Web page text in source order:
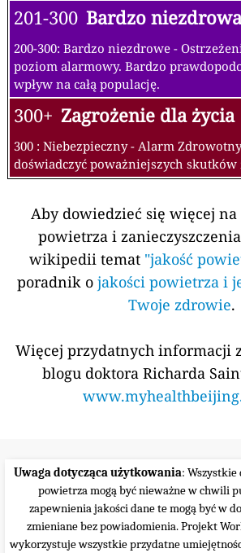
201-300 Bardzo niezdrowa
200-300: Bardzo niezdrowe -
poziom alarmowy. Bardzo
wpływ na całą populację.
300+ Zagrożenie dla życia
300 : Niebezpieczny - Alarm
doświadczyć poważniejszych
Aby dowiedzieć się więcej na
powietrza i
wikipedii temat "jakość
poradnik o jakości powietrza i
Twoje zdrowie.
Więcej przydatnych informacji
blogu doktora Richarda
Uwaga dotycząca użytkowania: Wszystkie
powietrza mogą być nieważne w chwili
zapewnienia jakości dane te mogą być w
zmieniane bez powiadomienia. Projekt
wykorzystuje wszystkie przydatne